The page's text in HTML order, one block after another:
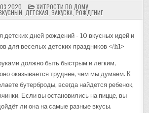
POSTED
IN
ХИТРОСТИ ПО ДОМУ
ДЕТСКАЯ ЗАКУСКА,РОЖДЕНИЕ
должно быть быстрым и легким,
оказывается труднее, чем мы думаем. К
бутерброды, всегда найдется ребенок,
Если вы остановились на пицце, вы
ли она на самые разные вкусы.